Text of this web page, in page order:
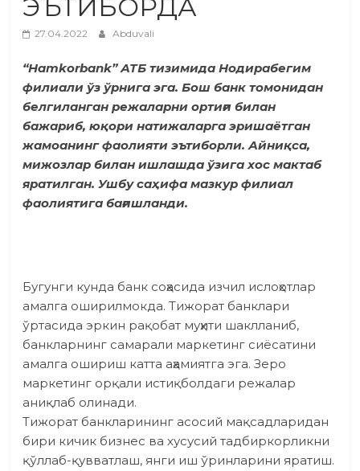
ЭЪТИБОРДА
27.04.2022 Abduvali
“Hamkorbank” АТБ тизимида Нодирабегим
филиали ўз ўрнига эга. Бош банк томонидан
белгиланган режаларни ортиғи билан
бажариб, юқори натижаларга эришаётган
жамоанинг фаолияти эътиборли. Айниқса,
мижозлар билан ишлашда ўзига хос мактаб
яратилган. Ушбу саҳифа мазкур филиал
фаолиятига бағишланди.
Бугунги кунда банк соҳасида изчил ислоҳотлар
амалга оширилмокда. Тижорат банклари
ўртасида эркин рақобат муҳити шаклланиб,
банкларнинг самарали маркетинг сиёсатини
амалга ошириш катта аҳамиятга эга. Зеро
маркетинг орқали истиқболдаги режалар
аниқлаб олинади.
Тижорат банкларининг асосий мақсадларидан
бири кичик бизнес ва хусусий тадбиркорликни
қўллаб-қувватлаш, янги иш ўринларини яратиш.